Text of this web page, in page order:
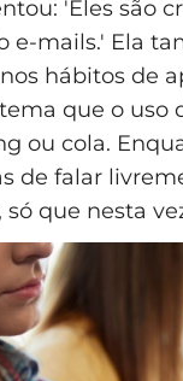
'Eles são
e-mails.' Ela
hábitos de
que o uso
ou cola.
de falar
só que nesta